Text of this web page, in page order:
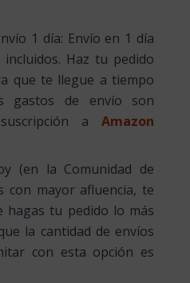
1 día: Envío en 1 día
Haz tu pedido
que te llegue a tiempo
gastos de envío son
aAmazon
(en la Comunidad de
con mayor afluencia, te
hagas tu pedido lo más
la cantidad de envíos
con esta opción es